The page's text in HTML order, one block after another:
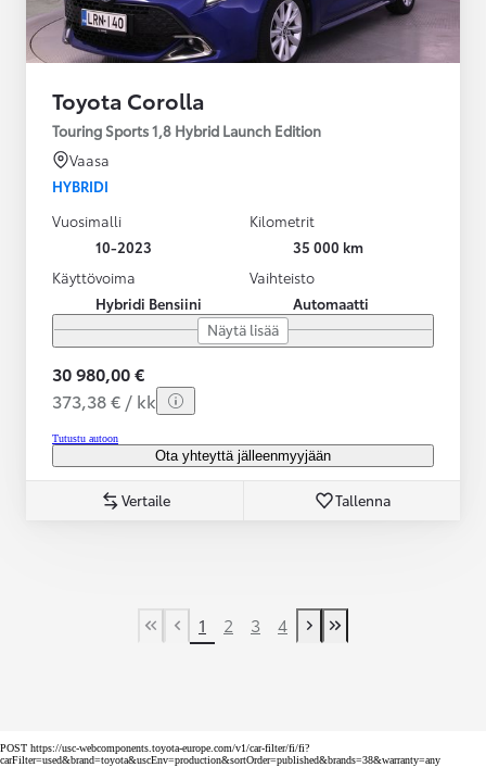
Toyota Corolla
Touring Sports 1,8 Hybrid Launch Edition
Vaasa
HYBRIDI
Vuosimalli
10-2023
Kilometrit
35 000 km
Käyttövoima
Hybridi Bensiini
Vaihteisto
Automaatti
Näytä lisää
30 980,00 €
373,38 € / kk
Tutustu autoon
Ota yhteyttä jälleenmyyjään
Vertaile Tallenna
First Page
Previous page
1 2 3 4
Next page
Last Page
POST https://usc-webcomponents.toyota-europe.com/v1/car-filter/fi/fi?
carFilter=used&brand=toyota&uscEnv=production&sortOrder=published&brands=38&warranty=any